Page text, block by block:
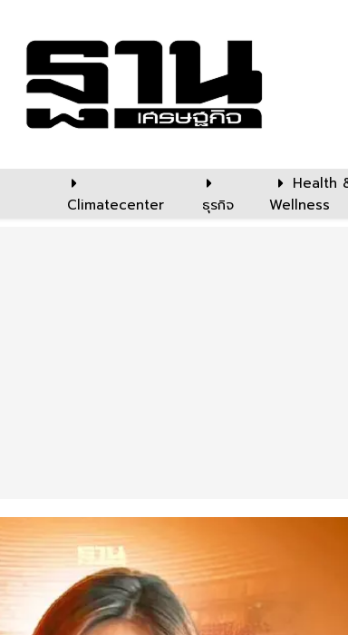
Climatecenter ธุรกิจ
Health
Wellness